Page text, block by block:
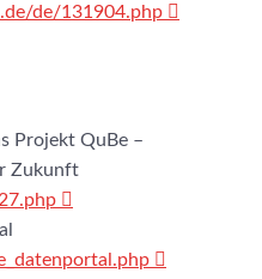
de/131904.php
Projekt QuBe –
Zukunft